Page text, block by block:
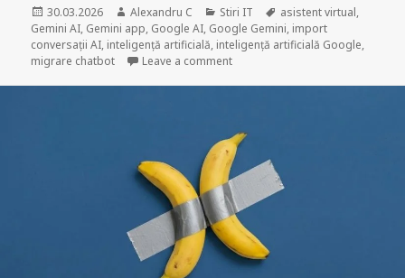
Posted
on
30.03.2026 Author
Alexandru C Categories
Stiri IT Tags
asistent virtual,
Gemini AI, Gemini app, Google AI, Google Gemini, import
conversații AI, inteligență artificială, inteligență artificială Google,
migrare chatbot
Leave a commenton Cum poți continua